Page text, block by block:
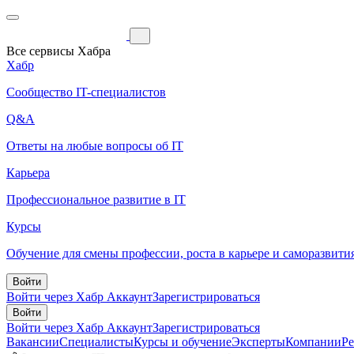
Все сервисы Хабра
Хабр
Сообщество IT-специалистов
Q&A
Ответы на любые вопросы об IT
Карьера
Профессиональное развитие в IT
Курсы
Обучение для смены профессии, роста в карьере и
Войти
Войти через Хабр АккаунтЗарегистрироваться
Войти
Войти через Хабр АккаунтЗарегистрироваться
ВакансииСпециалистыКурсы и обучениеЭкспертыКомпании